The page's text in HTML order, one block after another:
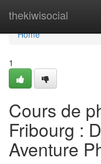
thekiwisocial
Home
Home
1
Cours de
Fribourg :
Aventure